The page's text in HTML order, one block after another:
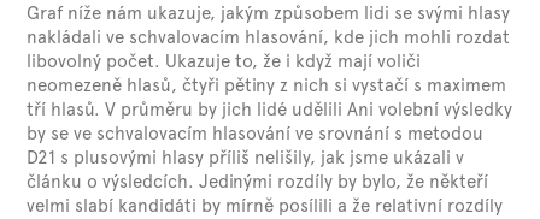
Graf níže nám ukazuje, jakým způsobem lidi se svými hlasy
nakládali ve schvalovacím hlasování, kde jich mohli rozdat
libovolný počet. Ukazuje to, že i když mají voliči
neomezeně hlasů, čtyři pětiny z nich si vystačí s maximem
tří hlasů. V průměru by jich lidé udělili Ani volební výsledky
by se ve schvalovacím hlasování ve srovnání s metodou
D21 s plusovými hlasy příliš nelišily, jak jsme ukázali v
článku o výsledcích. Jedinými rozdíly by bylo, že někteří
velmi slabí kandidáti by mírně posílili a že relativní rozdíly